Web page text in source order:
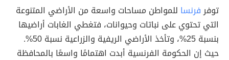
توفرفرنسا للمواطن مساحات واسعة من الأراضي المتنوعة
التي تحتوي على نباتات وحيوانات، فتغطي الغابات أراضيها
بنسبة 25%، وتأخذ الأراضي الريفية والزراعية نسبة 50%.
حيث إن الحكومة الفرنسية أبدت اهتمامًا واسعًا بالمحافظة